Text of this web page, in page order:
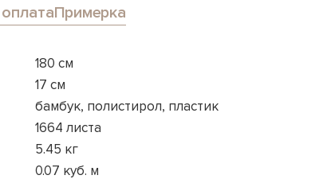
Примерка
180 см
17 см
бамбук, полистирол, пластик
1664 листа
5.45 кг
0.07 куб. м